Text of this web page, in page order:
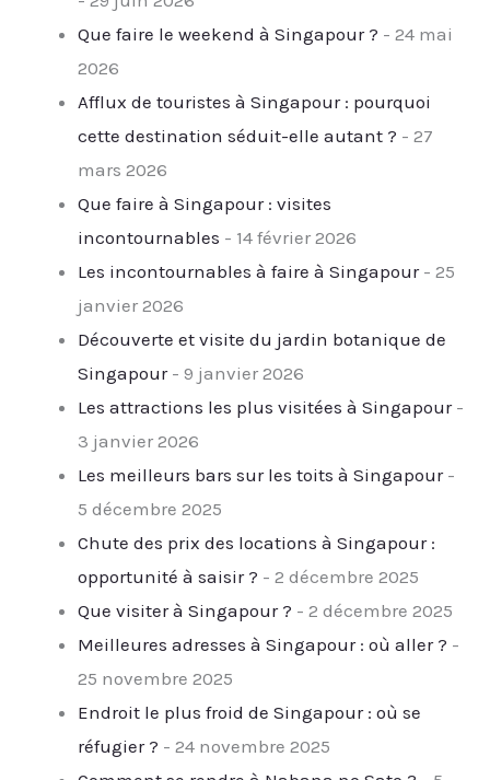
Que faire le weekend à Singapour ? - 24 mai
2026
Afflux de touristes à Singapour : pourquoi
cette destination séduit-elle autant ? - 27
mars 2026
Que faire à Singapour : visites
incontournables - 14 février 2026
Les incontournables à faire à Singapour- 25
janvier 2026
Découverte et visite du jardin botanique de
Singapour- 9 janvier 2026
Les attractions les plus visitées à Singapour-
3 janvier 2026
Les meilleurs bars sur les toits à Singapour-
5 décembre 2025
Chute des prix des locations à Singapour :
opportunité à saisir ? - 2 décembre 2025
Que visiter à Singapour ? - 2 décembre 2025
Meilleures adresses à Singapour : où aller ? -
25 novembre 2025
Endroit le plus froid de Singapour : où se
réfugier ? - 24 novembre 2025